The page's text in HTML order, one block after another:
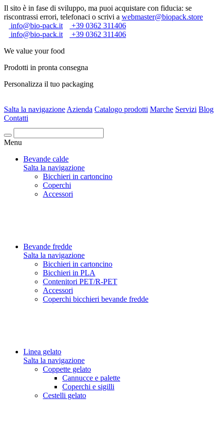
Il sito è in fase di sviluppo, ma puoi acquistare con fiducia: se
riscontrassi errori, telefonaci o scrivi a webmaster@biopack.store
info@bio-pack.it
+39 0362 311406
info@bio-pack.it
+39 0362 311406
We value your food
Prodotti in pronta consegna
Personalizza il tuo packaging
Salta la navigazione Azienda Catalogo prodotti Marche Servizi Blog
Contatti
Cerca
Menu
Bevande calde
Salta la navigazione
Bicchieri in cartoncino
Coperchi
Accessori
Bevande fredde
Salta la navigazione
Bicchieri in cartoncino
Bicchieri in PLA
Contenitori PET/R-PET
Accessori
Coperchi bicchieri bevande fredde
Linea gelato
Salta la navigazione
Coppette gelato
Cannucce e palette
Coperchi e sigilli
Cestelli gelato